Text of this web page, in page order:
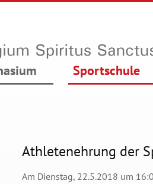
Sportschule
Athletenehrung der
Am Dienstag, 22.5.2018 um